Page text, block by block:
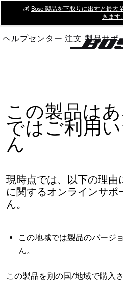
Main
💰 Bose 製品を下取りに出すと最大
きます。
ヘルプセンター 注文 製品サポ
この製品は
ではご利用
ん
現時点では、以下の理由
に関するオンラインサポ
ん。
この地域では製品のバージ
ん。
この製品を別の国/地域で購入